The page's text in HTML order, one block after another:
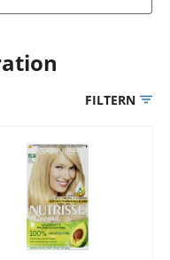
FILTERN